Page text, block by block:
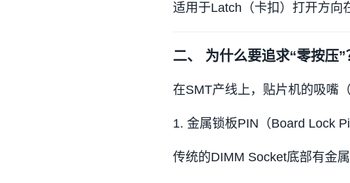
适用于Latch（卡扣）打开方向
二、 为什么要追求“零按压”
在SMT产线上，贴片机的吸嘴
1. 金属锁板PIN（Board Lock
传统的DIMM Socket底部有金